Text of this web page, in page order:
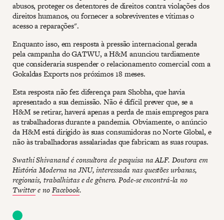
abusos, proteger os detentores de direitos contra violações dos
direitos humanos, ou fornecer a sobreviventes e vítimas o
acesso a reparações".
Enquanto isso, em resposta à pressão internacional gerada
pela campanha do GATWU, a H&M anunciou tardiamente
que consideraria suspender o relacionamento comercial com a
Gokaldas Exports nos próximos 18 meses.
Esta resposta não fez diferença para Shobha, que havia
apresentado a sua demissão. Não é difícil prever que, se a
H&M se retirar, haverá apenas a perda de mais empregos para
as trabalhadoras durante a pandemia. Obviamente, o anúncio
da H&M está dirigido às suas consumidoras no Norte Global, e
não às trabalhadoras assalariadas que fabricam as suas roupas.
Swathi Shivanand é consultora de pesquisa na ALF. Doutora em
História Moderna na JNU, interessada nas questões urbanas,
regionais, trabalhistas e de gênero. Pode-se encontrá-la no
Twittere noFacebook.